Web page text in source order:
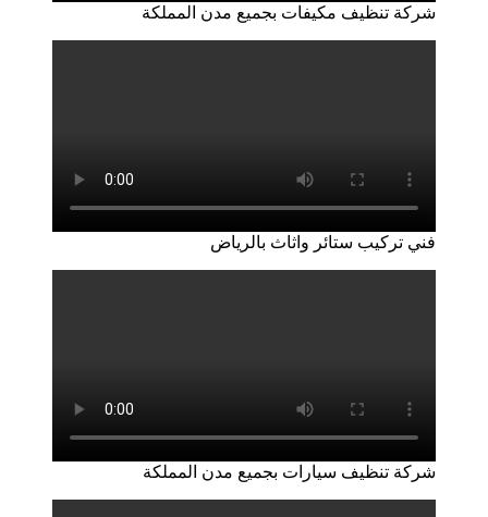
شركة تنظيف مكيفات بجميع مدن المملكة
فني تركيب ستائر واثاث بالرياض
شركة تنظيف سيارات بجميع مدن المملكة